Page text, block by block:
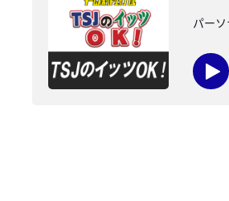
パー